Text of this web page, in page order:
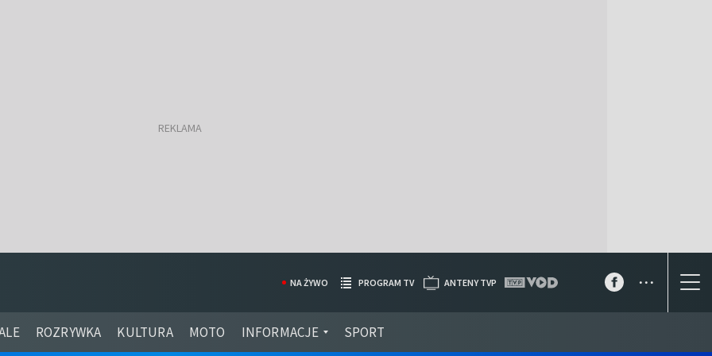
ROZRYWKA KULTURA MOTO INFORMACJE SPORT
NA ŻYWO PROGRAM TV ANTENY TVP ...